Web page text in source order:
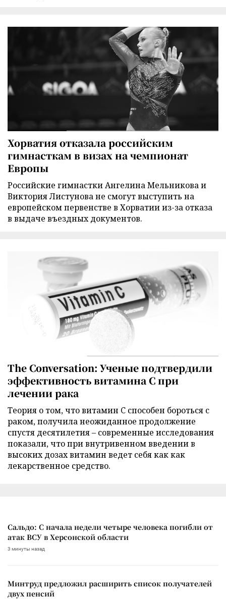
Хорватия отказала российским
гимнасткам в визах на чемпионат
Европы
Российские гимнастки Ангелина Мельникова и
Виктория Листунова не смогут выступить на
европейском первенстве в Хорватии из-за отказа
в выдаче въездных документов.
The Conversation: Ученые подтвердили
эффективность витамина C при
лечении рака
Теория о том, что витамин C способен бороться с
раком, получила неожиданное продолжение
спустя десятилетия – современные исследования
показали, что при внутривенном введении в
высоких дозах витамин ведет себя как как
лекарственное средство.
Сальдо: С начала недели четыре человека погибли от
атак ВСУ в Херсонской области
3 минуты назад
Минтруд предложил расширить список получателей
двух пенсий